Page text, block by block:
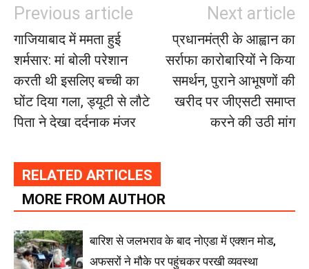
Previous article
गाजियाबाद में ममता हुई
शर्मसार: मां बोली परेशान
करती थी इसलिए बच्ची का
घोंट दिया गला, ड्यूटी से लौटे
पिता ने देखा दर्दनाक मंजर
Next article
प्रधानमंत्री के आह्वान का
सर्राफा कारोबारियों ने किया
समर्थन, पुराने आभूषणों की
खरीद पर जीएसटी समाप्त
करने की उठी मांग
RELATED ARTICLES
MORE FROM AUTHOR
बारिश से जलभराव के बाद नोएडा में एक्शन मोड,
अफसरों ने मौके पर पहुंचकर परखी व्यवस्था